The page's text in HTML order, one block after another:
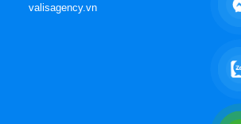
valisagency.vn